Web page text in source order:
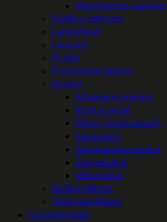
Muut koriste-esineet
Kortit ja adressit
Lannoitteet
Linnuille
Mullat
Puutarhatarvikkeet
Ruukut
Altakasteluruukut
Korit ja astiat
Muut / Aluslautaset
Saviruukut
Sisä kasvatusruukut
Suojaruukut
Ulkoruukut
Sisätarvikkeet
Viljelytarvikkeet
Uncategorized